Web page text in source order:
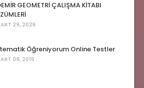
GEOMETRİ ÇALIŞMA KİTABI
29, 2026
Öğreniyorum Online Testler
09, 2019